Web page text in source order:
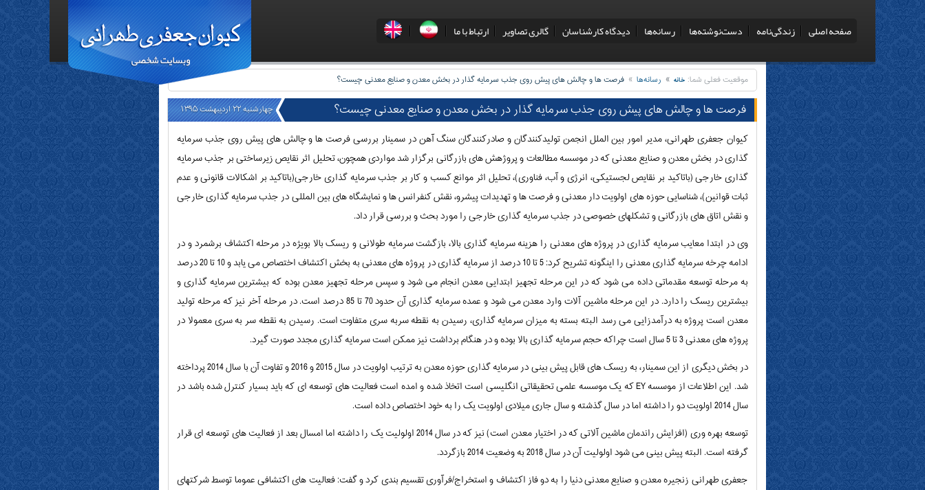
صفحه‌ اصلی زندگی‌نامه دست‌نوشته‌ها رسانه‌ها دیدگاه کارشناسان گالری تصاویر ارتباط با ما فارسی
موقعیت فعلی شما: خانه رسانه‌ها فرصت ها و چالش های پیش روی جذب سرمایه گذار در بخش معدن و صنایع معدنی چیست؟
فرصت ها و چالش های پیش روی جذب سرمایه گذار در بخش معدن و صنایع معدنی چیست؟ چهارشنبه ۲۲ اردیبهشت ۱۳۹۵
کیوان جعفری طهرانی، مدیر امور بین الملل انجمن تولیدکنندگان و صادرکنندگان سنگ آهن در سمینار بررسی فرصت ها و چالش های پیش روی جذب سرمایه
گذاری در بخش معدن و صنایع معدنی که در موسسه مطالعات و پروژهش های بازرگانی برگزار شد مواردی همچون، تحلیل اثر نقایص زیرساختی بر جذب سرمایه
گذاری خارجی (باتاکید بر نقایص لجستیکی، انرژی و آب، فناوری)، تحلیل اثر موانع کسب و کار بر جذب سرمایه گذاری خارجی(باتاکید بر اشکالات قانونی و عدم
ثبات قوانین)، شناسایی حوزه های اولویت دار معدنی و فرصت ها و تهدیدات پیشرو، نقش کنفرانس ها و نمایشگاه های بین المللی در جذب سرمایه گذاری خارجی
و نقش اتاق های بازرگانی و تشکلهای خصوصی در جذب سرمایه گذاری خارجی را مورد بحث و بررسی قرار داد.
وی در ابتدا معایب سرمایه گذاری در پروژه های معدنی را هزینه سرمایه گذاری بالا، بازگشت سرمایه طولانی و ریسک بالا بویژه در مرحله اکتشاف برشمرد و در
ادامه چرخه سرمایه گذاری معدنی را اینگونه تشریح کرد: 5 تا 10 درصد از سرمایه گذاری در پروژه های معدنی به بخش اکتشاف اختصاص می یابد و 10 تا 20 درصد
به مرحله توسعه مقدماتی داده می شود که در این مرحله تجهیز ابتدایی معدن انجام می شود و سپس مرحله تجهیز معدن بوده که بیشترین سرمایه گذاری و
بیشترین ریسک را دارد. در این مرحله ماشین آلات وارد معدن می شود و عمده سرمایه گذاری آن حدود 70 تا 85 درصد است. در مرحله آخر نیز که مرحله تولید
معدن است پروژه به درآمدزایی می رسد البته بسته به میزان سرمایه گذاری، رسیدن به نقطه سربه سری متفاوت است. رسیدن به نقطه سر به سری معمولا در
پروژه های معدنی 3 تا 5 سال است چراکه حجم سرمایه گذاری بالا بوده و در هنگام برداشت نیز ممکن است سرمایه گذاری مجدد صورت گیرد.
در بخش دیگری از این سمینار، به ریسک های قابل پیش بینی در سرمایه گذاری حوزه معدن به ترتیب اولویت در سال 2015 و 2016 و تفاوت آن با سال 2014 پرداخته
شد. این اطلاعات از موسسه EY که یک موسسه علمی تحقیقاتی انگلیسی است اتخاذ شده و امده است فعالیت های توسعه ای که باید بسیار کنترل شده باشد در
سال 2014 اولویت دو را داشته اما در سال گذشته و سال جاری میلادی اولویت یک را به خود اختصاص داده است.
توسعه بهره وری (افزایش راندمان ماشین آلاتی که در اختیار معدن است) نیز که در سال 2014 اولولیت یک را داشته اما امسال بعد از فعالیت های توسعه ای قرار
گرفته است. البته پیش بینی می شود اولولیت آن در سال 2018 به وضعیت 2014 بازگردد.
جعفری طهرانی زنجیره معدن و صنایع معدنی دنیا را به دو فاز اکتشاف و استخراج/فرآوری تقسیم بندی کرد و گفت: فعالیت های اکتشافی عموما توسط شرکتهای